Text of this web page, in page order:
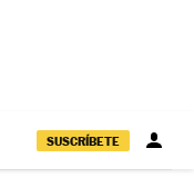
SUSCRÍBETE